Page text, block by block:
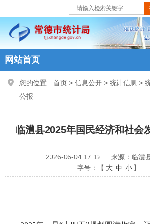
网站首页
您的位置： 首页 > 信息公开 > 统计信息 >
公报
临澧县2025年国民经济和社会
2026-06-04 17:12
来源：临澧
字号：【 大 中 小 】